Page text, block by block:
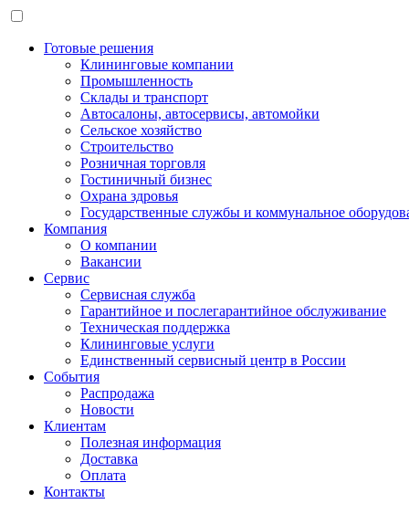
Готовые решения
Клининговые компании
Промышленность
Склады и транспорт
Автосалоны, автосервисы, автомойки
Сельское хозяйство
Строительство
Розничная торговля
Гостиничный бизнес
Охрана здровья
Государственные службы и коммунальное
Компания
О компании
Вакансии
Сервис
Сервисная служба
Гарантийное и послегарантийное обслуживание
Техническая поддержка
Клининговые услуги
Единственный сервисный центр в России
События
Распродажа
Новости
Клиентам
Полезная информация
Доставка
Оплата
Контакты